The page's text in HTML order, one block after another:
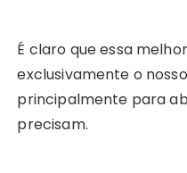
É claro que essa
exclusivamente o
principalmente para
precisam.